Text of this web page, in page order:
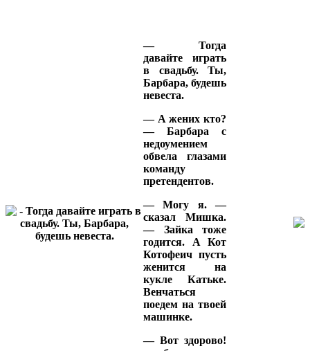
— Тогда
давайте играть
в свадьбу. Ты,
Барбара, будешь
невеста.
— А жених кто?
— Барбара с
недоумением
обвела глазами
команду
претендентов.
— Могу я. —
сказал Мишка.
— Зайка тоже
годится. А Кот
Котофеич пусть
женится на
кукле Катьке.
Венчаться
поедем на твоей
машинке.
— Вот здорово!